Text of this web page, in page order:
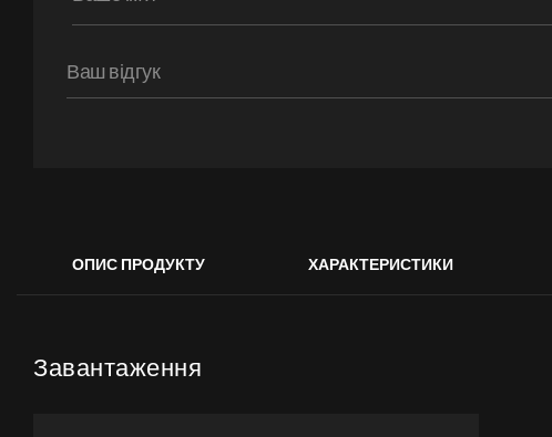
ОПИС ПРОДУКТУ ХАРАКТЕРИСТИКИ
Завантаження